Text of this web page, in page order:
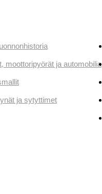
moottoripyörät ja automobilia
ja sytyttimet